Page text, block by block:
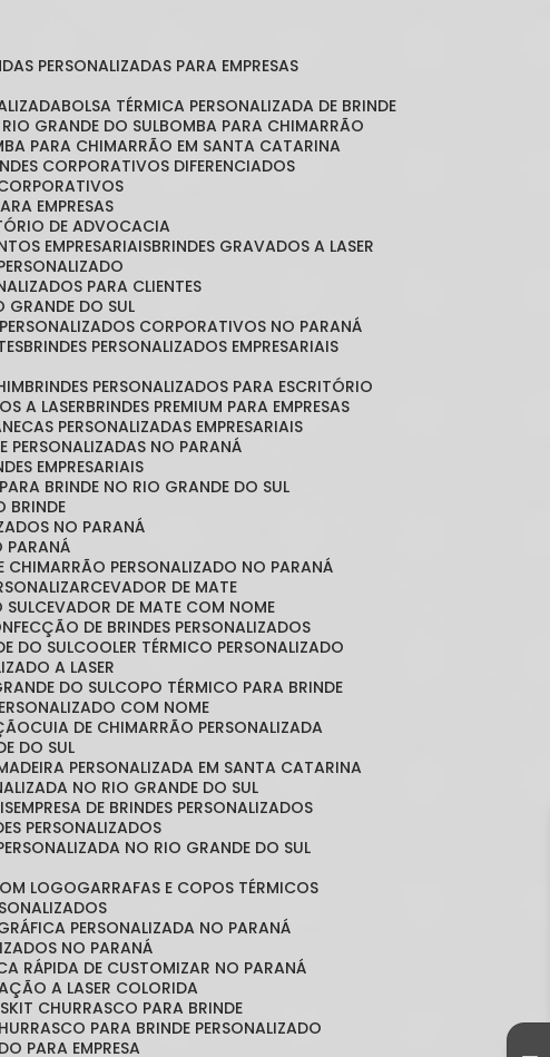
PERSONALIZADAS PARA EMPRESAS
BOLSA TÉRMICA PERSONALIZADA DE BRINDE
GRANDE DO SUL BOMBA PARA CHIMARRÃO
PARA CHIMARRÃO EM SANTA CATARINA
CORPORATIVOS DIFERENCIADOS
EMPRESAS
DE ADVOCACIA
EMPRESARIAIS BRINDES GRAVADOS A LASER
PERSONALIZADO
PARA CLIENTES
GRANDE DO SUL
PERSONALIZADOS CORPORATIVOS NO PARANÁ
BRINDES PERSONALIZADOS EMPRESARIAIS
BRINDES PERSONALIZADOS PARA ESCRITÓRIO
A LASER BRINDES PREMIUM PARA EMPRESAS
PERSONALIZADAS EMPRESARIAIS
PERSONALIZADAS NO PARANÁ
EMPRESARIAIS
PARA BRINDE NO RIO GRANDE DO SUL
BRINDE
NO PARANÁ
PARANÁ
CHIMARRÃO PERSONALIZADO NO PARANÁ
CEVADOR DE MATE
SUL CEVADOR DE MATE COM NOME
DE BRINDES PERSONALIZADOS
DO SUL COOLER TÉRMICO PERSONALIZADO
A LASER
DO SUL COPO TÉRMICO PARA BRINDE
COM NOME
CUIA DE CHIMARRÃO PERSONALIZADA
DO SUL
MADEIRA PERSONALIZADA EM SANTA CATARINA
NO RIO GRANDE DO SUL
EMPRESA DE BRINDES PERSONALIZADOS
PERSONALIZADOS
PERSONALIZADA NO RIO GRANDE DO SUL
LOGO
GARRAFAS E COPOS TÉRMICOS
GRÁFICA PERSONALIZADA NO PARANÁ
NO PARANÁ
RÁPIDA DE CUSTOMIZAR NO PARANÁ
A LASER COLORIDA
KIT CHURRASCO PARA BRINDE
PARA BRINDE PERSONALIZADO
PARA EMPRESA